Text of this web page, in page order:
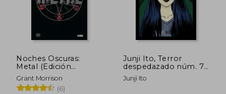
45%
dcto.
45%
dcto. $
Noches Oscuras:
Metal (Edición
Deluxe)
Grant Morrison
(6)
Junji Ito, Terror
despedazado núm. 7
de 28 - Tomie núm. 2
Junji Ito